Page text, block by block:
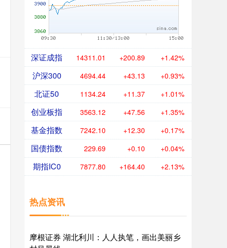
深证成指 14311.01 +200.89 +1.42%
沪深300 4694.44 +43.13 +0.93%
北证50 1134.24 +11.37 +1.01%
创业板指 3563.12 +47.56 +1.35%
基金指数 7242.10 +12.30 +0.17%
国债指数 229.69 +0.10 +0.04%
期指IC0 7877.80 +164.40 +2.13%
热点资讯
摩根证券 湖北利川：人人执笔，画出美丽乡